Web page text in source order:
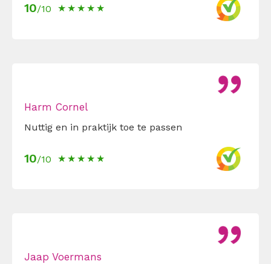
10/10
Harm Cornel
Nuttig en in praktijk toe te passen
10/10
Jaap Voermans